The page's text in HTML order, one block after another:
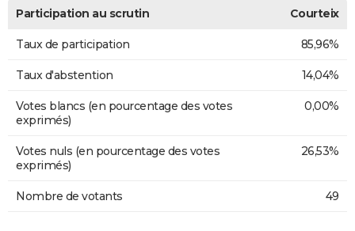
Bricolage
Lifestyle
Culture
Sport
Auto
Television
Voyage
Cinema
Participation au scrutin Courteix
Taux de participation 85,96%
Taux d'abstention 14,04%
Votes blancs (en pourcentage des votes
exprimés)
0,00%
Votes nuls (en pourcentage des votes
exprimés)
26,53%
Nombre de votants 49